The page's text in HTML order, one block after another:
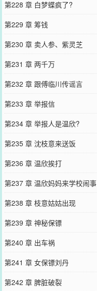
第228 章 白梦蝶疯了?
第229 章 筹钱
第230 章 卖人参、紫灵芝
第231 章 两千万
第232 章 跟傅临川传谣言
第233 章 举报信
第234 章 举报人是温欣?
第235 章 沈枝意来送饭
第236 章 温欣挨打
第237 章 温欣妈妈来学校闹事
第238 章 枝意姑姑出现
第239 章 神秘保镖
第240 章 出车祸
第241 章 女保镖刘丹
第242 章 脾脏破裂